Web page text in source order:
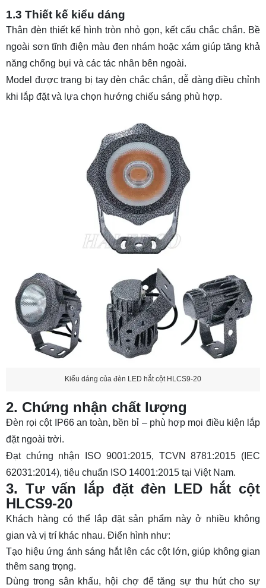
1.3 Thiết kế kiểu dáng
Thân đèn thiết kế hình tròn nhỏ gọn, kết cấu chắc chắn. Bề
ngoài sơn tĩnh điện màu đen nhám hoặc xám giúp tăng khả
năng chống bụi và các tác nhân bên ngoài.
Model được trang bị tay đèn chắc chắn, dễ dàng điều chỉnh
khi lắp đặt và lựa chọn hướng chiếu sáng phù hợp.
Kiểu dáng của đèn LED hắt cột HLCS9-20
2. Chứng nhận chất lượng
Đèn rọi cột IP66 an toàn, bền bỉ – phù hợp mọi điều kiện lắp
đặt ngoài trời.
Đạt chứng nhận ISO 9001:2015, TCVN 8781:2015 (IEC
62031:2014), tiêu chuẩn ISO 14001:2015 tại Việt Nam.
3. Tư vấn lắp đặt đèn LED hắt cột
HLCS9-20
Khách hàng có thể lắp đặt sản phẩm này ở nhiều không
gian và vị trí khác nhau. Điển hình như:
Tạo hiệu ứng ánh sáng hắt lên các cột lớn, giúp không gian
thêm sang trọng.
Dùng trong sân khấu, hội chợ để tăng sự thu hút cho sự